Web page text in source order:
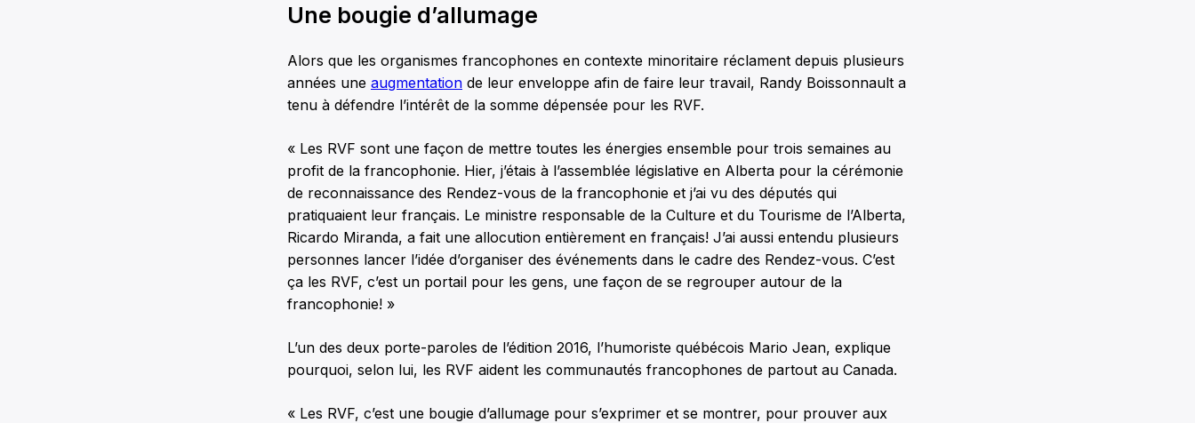
Une bougie d’allumage
Alors que les organismes francophones en contexte minoritaire réclament depuis plusieurs
années une augmentation de leur enveloppe afin de faire leur travail, Randy Boissonnault a
tenu à défendre l’intérêt de la somme dépensée pour les RVF.
« Les RVF sont une façon de mettre toutes les énergies ensemble pour trois semaines au
profit de la francophonie. Hier, j’étais à l’assemblée législative en Alberta pour la cérémonie
de reconnaissance des Rendez-vous de la francophonie et j’ai vu des députés qui
pratiquaient leur français. Le ministre responsable de la Culture et du Tourisme de l’Alberta,
Ricardo Miranda, a fait une allocution entièrement en français! J’ai aussi entendu plusieurs
personnes lancer l’idée d’organiser des événements dans le cadre des Rendez-vous. C’est
ça les RVF, c’est un portail pour les gens, une façon de se regrouper autour de la
francophonie! »
L’un des deux porte-paroles de l’édition 2016, l’humoriste québécois Mario Jean, explique
pourquoi, selon lui, les RVF aident les communautés francophones de partout au Canada.
« Les RVF, c’est une bougie d’allumage pour s’exprimer et se montrer, pour prouver aux